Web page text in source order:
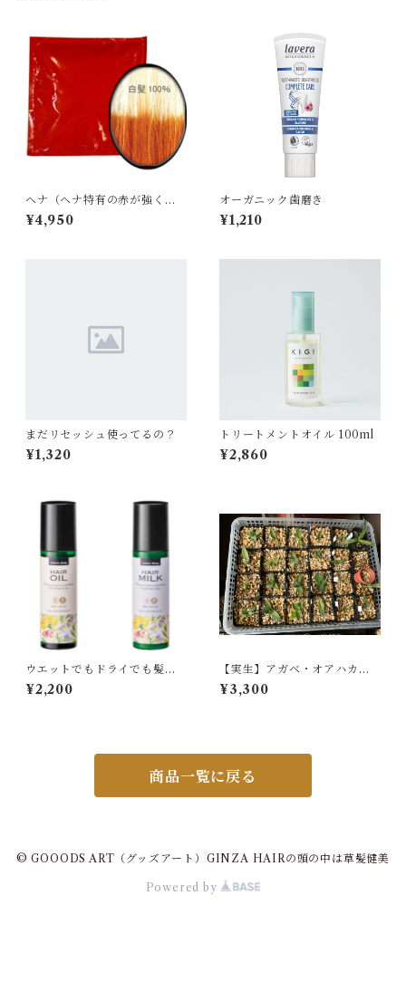
ヘナ（ヘナ特有の赤が強く出
ます）１００g
¥4,950
オーガニック歯磨き
¥1,210
まだリセッシュ使ってるの？
¥1,320
トリートメントオイル 100ml
¥2,860
ウエットでもドライでも髪に
馴染むスペシャルケアスタイ
リング
¥2,200
【実生】アガベ・オアハカジ
ャングルジャイアントAgave
atoroverens 'Oaxaca Jungl
¥3,300
商品一覧に戻る
© GOOODS ART（グッズアート）GINZA HAIRの頭の中は草髪健美
Powered by